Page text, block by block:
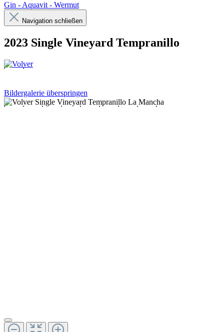
Gin - Aquavit - Wermut
Navigation schließen
2023 Single Vineyard Tempranillo
Bildergalerie überspringen